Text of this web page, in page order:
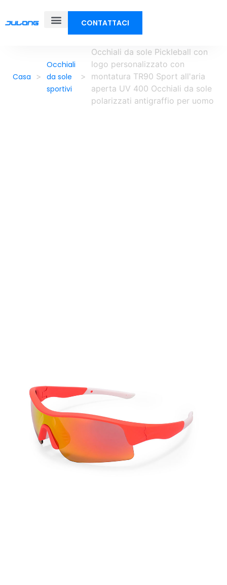
CONTATTACI
Casa >
Occhiali
da sole
sportivi
>
Occhiali da sole Pickleball con
logo personalizzato con
montatura TR90 Sport all'aria
aperta UV 400 Occhiali da sole
polarizzati antigraffio per uomo